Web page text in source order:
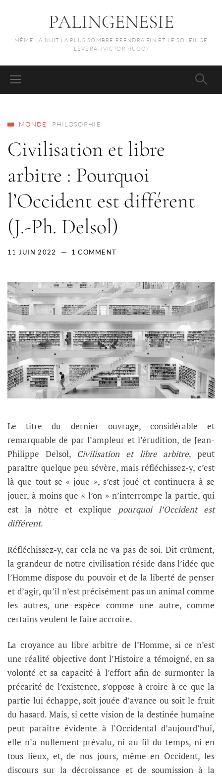
PALINGENESIE
MÊME LA NUIT LA PLUS SOMBRE PRENDRA FIN ET LE SOLEIL SE
LÈVERA. (VICTOR HUGO)
MONDE PHILOSOPHIE
Civilisation et libre
arbitre : Pourquoi
l’Occident est différent
(J.-Ph. Delsol)
11 JUIN 2022 1 COMMENT
Le titre du dernier ouvrage, considérable et
remarquable de par l’ampleur et l’érudition, de Jean-
Philippe Delsol, Civilisation et libre arbitre, peut
paraître quelque peu sévère, mais réfléchissez-y, c’est
là que tout se « joue », s’est joué et continuera à se
jouer, à moins que « l’on » n’interrompe la partie, qui
est la nôtre et explique pourquoi l’Occident est
différent.
Réfléchissez-y, car cela ne va pas de soi. Dit crûment,
la grandeur de notre civilisation réside dans l’idée que
l’Homme dispose du pouvoir et de la liberté de penser
et d’agir, qu’il n’est précisément pas un animal comme
les autres, une espèce comme une autre, comme
certains veulent le faire accroire.
La croyance au libre arbitre de l’Homme, si ce n’est
une réalité objective dont l’Histoire a témoigné, en sa
volonté et sa capacité à l’effort afin de surmonter la
précarité de l’existence, s’oppose à croire à ce que la
partie lui échappe, soit jouée d’avance ou soit le fruit
du hasard. Mais, si cette vision de la destinée humaine
peut paraître évidente à l’Occidental d’aujourd’hui,
elle n’a nullement prévalu, ni au fil du temps, ni en
tous lieux, et, de nos jours, même en Occident, les
discours sur la décroissance et de soumission à la